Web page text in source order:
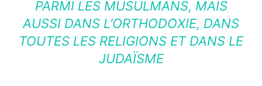
PARMI LES MUSULMANS, MAIS
AUSSI DANS L’ORTHODOXIE, DANS
TOUTES LES RELIGIONS ET DANS LE
JUDAÏSME